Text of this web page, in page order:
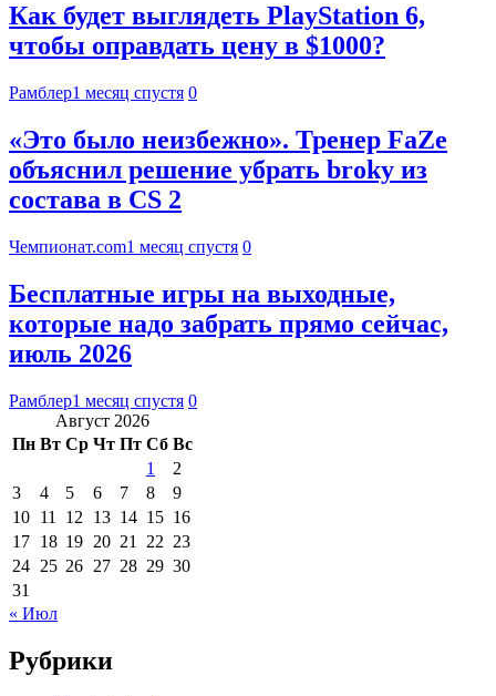
Как будет выглядеть PlayStation 6,
чтобы оправдать цену в $1000?
Рамблер1 месяц спустя 0
«Это было неизбежно». Тренер FaZe
объяснил решение убрать broky из
состава в CS 2
Чемпионат.com1 месяц спустя 0
Бесплатные игры на выходные,
которые надо забрать прямо сейчас,
июль 2026
Рамблер1 месяц спустя 0
Август 2026
Пн Вт Ср Чт Пт Сб Вс
1
2
3
4 5 6 7 8
9
10 11 12 13 14 15 16
17 18 19 20 21 22 23
24 25 26 27 28 29 30
31
« Июл
Рубрики